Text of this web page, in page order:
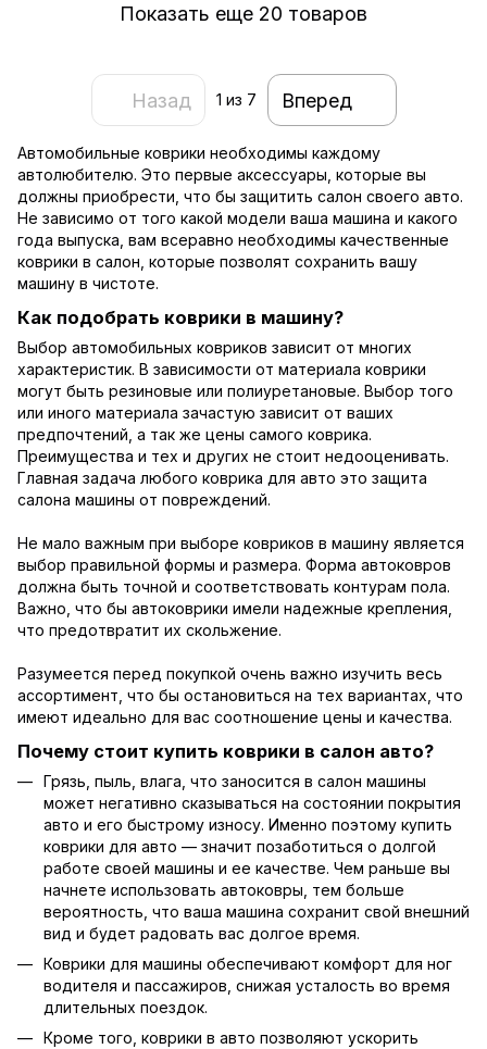
Показать еще 20 товаров
Назад 1 из 7 Вперед
Автомобильные коврики необходимы каждому
автолюбителю. Это первые аксессуары, которые вы
должны приобрести, что бы защитить салон своего авто.
Не зависимо от того какой модели ваша машина и какого
года выпуска, вам всеравно необходимы качественные
коврики в салон, которые позволят сохранить вашу
машину в чистоте.
Как подобрать коврики в машину?
Выбор автомобильных ковриков зависит от многих
характеристик. В зависимости от материала коврики
могут быть резиновые или полиуретановые. Выбор того
или иного материала зачастую зависит от ваших
предпочтений, а так же цены самого коврика.
Преимущества и тех и других не стоит недооценивать.
Главная задача любого коврика для авто это защита
салона машины от повреждений.
Не мало важным при выборе ковриков в машину является
выбор правильной формы и размера. Форма автоковров
должна быть точной и соответствовать контурам пола.
Важно, что бы автоковрики имели надежные крепления,
что предотвратит их скольжение.
Разумеется перед покупкой очень важно изучить весь
ассортимент, что бы остановиться на тех вариантах, что
имеют идеально для вас соотношение цены и качества.
Почему стоит купить коврики в салон авто?
Грязь, пыль, влага, что заносится в салон машины
может негативно сказываться на состоянии покрытия
авто и его быстрому износу. Именно поэтому купить
коврики для авто — значит позаботиться о долгой
работе своей машины и ее качестве. Чем раньше вы
начнете использовать автоковры, тем больше
вероятность, что ваша машина сохранит свой внешний
вид и будет радовать вас долгое время.
Коврики для машины обеспечивают комфорт для ног
водителя и пассажиров, снижая усталость во время
длительных поездок.
Кроме того, коврики в авто позволяют ускорить